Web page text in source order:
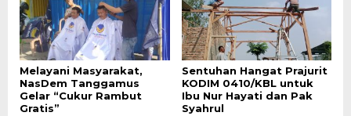
Melayani Masyarakat,
NasDem Tanggamus
Gelar “Cukur Rambut
Gratis”
Sentuhan Hangat Prajurit
KODIM 0410/KBL untuk
Ibu Nur Hayati dan Pak
Syahrul